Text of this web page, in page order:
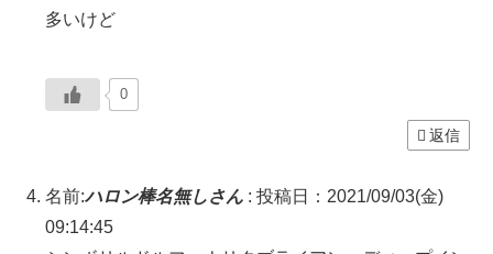
多いけど
0
返信
名前:ハロン棒名無しさん : 投稿日：2021/09/03(金)
09:14:45